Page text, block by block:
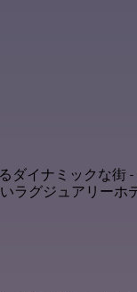
イナミックな街 -
ラグジュアリー